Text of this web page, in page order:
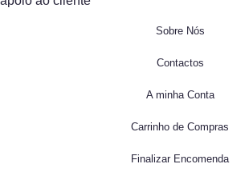
Sobre Nós
Contactos
A minha Conta
Carrinho de Compras
Finalizar Encomenda